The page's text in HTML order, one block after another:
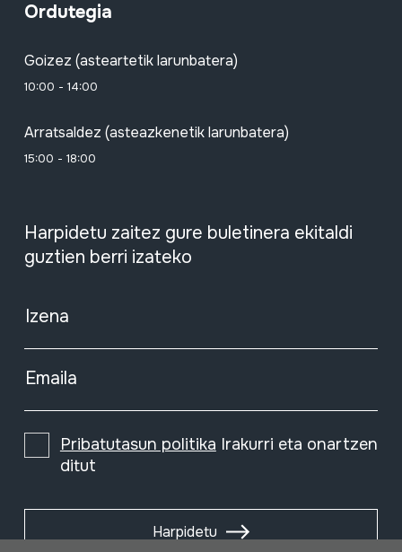
Ordutegia
Goizez (asteartetik larunbatera)
10:00 - 14:00
Arratsaldez (asteazkenetik larunbatera)
15:00 - 18:00
Harpidetu zaitez gure buletinera ekitaldi
guztien berri izateko
Izena
Emaila
Pribatutasun politika Irakurri eta onartzen
ditut
Harpidetu